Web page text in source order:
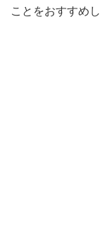
ことをおすすめし